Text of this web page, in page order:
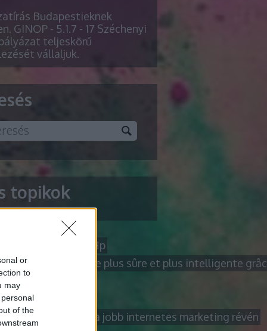
or
to
may
of the
Budapestieknek
GINOP - 5.1.7 - 17 Széchenyi
teljeskörű
vállaljuk.
topikok
Acer Hp
en ligne de manière plus sûre et plus intelligente
céljait a jobb internetes marketing révén